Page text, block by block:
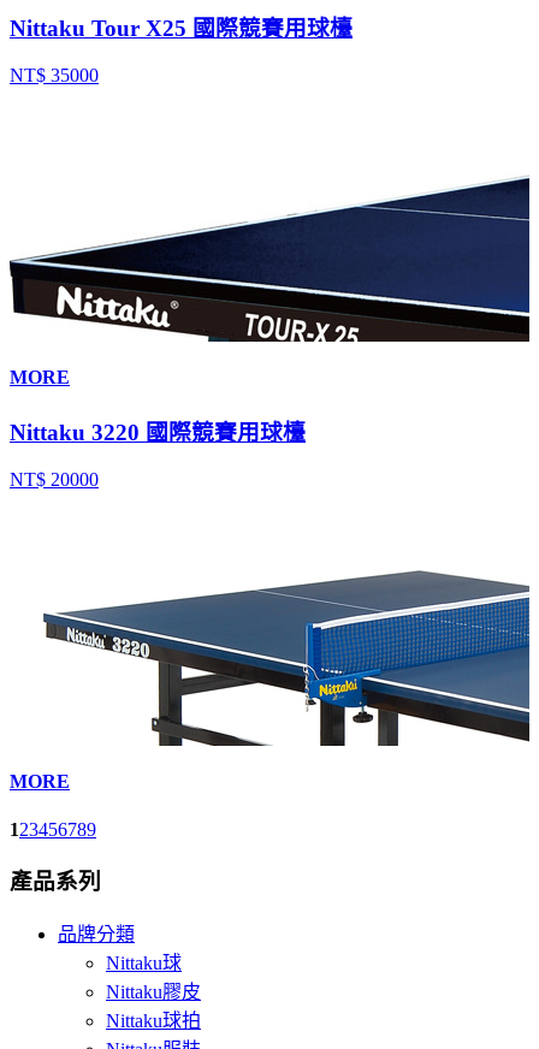
Nittaku Tour X25 國際競賽用球檯
NT$ 35000
MORE
Nittaku 3220 國際競賽用球檯
NT$ 20000
MORE
123456789
產品系列
品牌分類
Nittaku球
Nittaku膠皮
Nittaku球拍